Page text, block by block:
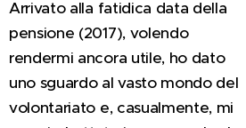
Arrivato alla fatidica data della
pensione (2017), volendo
rendermi ancora utile, ho dato
uno sguardo al vasto mondo del
volontariato e, casualmente, mi